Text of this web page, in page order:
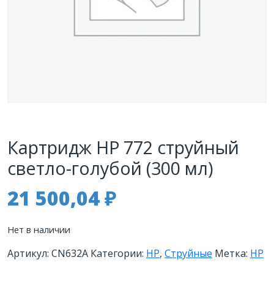
Картридж HP 772 струйный
светло-голубой (300 мл)
21 500,04₽
Нет в наличии
Артикул: CN632A Категории: HP, Струйные Метка: HP